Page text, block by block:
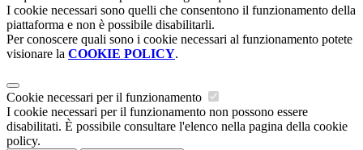
I cookie necessari sono quelli che consentono il funzionamento della
piattaforma e non è possibile disabilitarli.
Per conoscere quali sono i cookie necessari al funzionamento potete
visionare la COOKIE POLICY.
Cookie necessari per il funzionamento
I cookie necessari per il funzionamento non possono essere
disabilitati. È possibile consultare l'elenco nella pagina della cookie
policy.